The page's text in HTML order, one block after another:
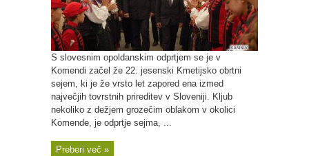
S slovesnim opoldanskim odprtjem se je v
Komendi začel že 22. jesenski Kmetijsko obrtni
sejem, ki je že vrsto let zapored ena izmed
največjih tovrstnih prireditev v Sloveniji. Kljub
nekoliko z dežjem grozečim oblakom v okolici
Komende, je odprtje sejma, ...
Preberi več »